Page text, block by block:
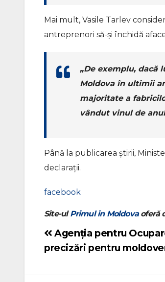
Mai mult, Vasile Tarlev
antreprenori să-și închidă
„De exemplu, dacă
Moldova în ultimii
majoritate a
vândut vinul de
Până la publicarea știrii,
declarații.
facebook
Site-ulPrimul in Moldovaoferă
Navigare
în
Agenția pentru
precizări pentru